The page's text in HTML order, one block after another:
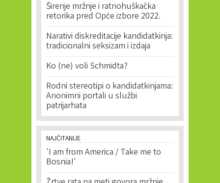
Širenje mržnje i ratnohuškačka
retorika pred Opće izbore 2022.
Narativi diskreditacije kandidatkinja:
tradicionalni seksizam i izdaja
Ko (ne) voli Schmidta?
Rodni stereotipi o kandidatkinjama:
Anonimni portali u službi
patrijarhata
NAJČITANIJE
'I am from America / Take me to
Bosnia!'